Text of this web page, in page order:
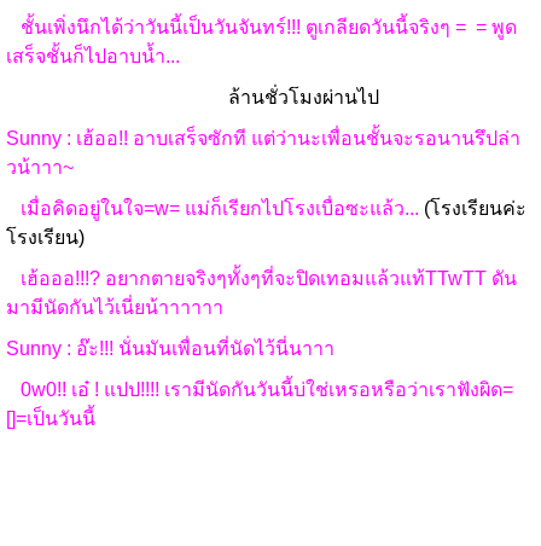
ชั้นเพิ่งนึกได้ว่าวันนี้เป็นวันจันทร์!!! ตูเกลียดวันนี้จริงๆ = = พูด
เสร็จชั้นก็ไปอาบน้ำ...
ล้านชั่วโมงผ่านไป
Sunny : เฮ้ออ!! อาบเสร็จซักที แต่ว่านะเพื่อนชั้นจะรอนานรึปล่า
วน้าาา~
เมื่อคิดอยู่ในใจ=w= แม่ก็เรียกไปโรงเบื่อซะแล้ว... (โรงเรียนค่ะ
โรงเรียน)
เฮ้อออ!!!? อยากตายจริงๆทั้งๆที่จะปิดเทอมแล้วแท้TTwTT ดัน
มามีนัดกันไว้เนี่ยน้าาาาาา
Sunny : อ๊ะ!!! นั่นมันเพื่อนที่นัดไว้นี่นาาา
0w0!! เอ๋ ! แปป!!!! เรามีนัดกันวันนี้บ่ใช่เหรอหรือว่าเราฟังผิด=
[]=เป็นวันนี้